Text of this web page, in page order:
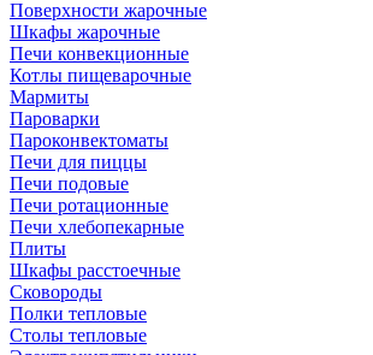
Поверхности жарочные
Шкафы жарочные
Печи конвекционные
Котлы пищеварочные
Мармиты
Пароварки
Пароконвектоматы
Печи для пиццы
Печи подовые
Печи ротационные
Печи хлебопекарные
Плиты
Шкафы расстоечные
Сковороды
Полки тепловые
Столы тепловые